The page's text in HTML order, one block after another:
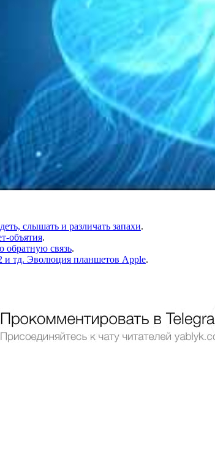
слышать и различать запахи.
объятия.
обратную связь.
и тд. Эволюция планшетов Apple.